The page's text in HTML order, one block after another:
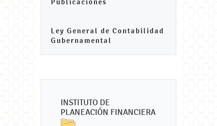
Ley General de Contabilidad
Gubernamental
INSTITUTO DE
PLANEACIÓN FINANCIERA